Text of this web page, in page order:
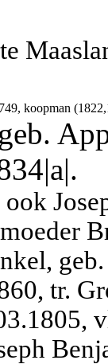
koopman
tr.